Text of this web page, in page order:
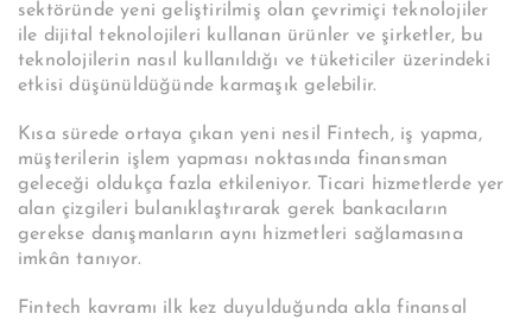
sektöründe yeni geliştirilmiş olan çevrimiçi teknolojiler
ile dijital teknolojileri kullanan ürünler ve şirketler, bu
teknolojilerin nasıl kullanıldığı ve tüketiciler üzerindeki
etkisi düşünüldüğünde karmaşık gelebilir.
Kısa sürede ortaya çıkan yeni nesil Fintech, iş yapma,
müşterilerin işlem yapması noktasında finansman
geleceği oldukça fazla etkileniyor. Ticari hizmetlerde yer
alan çizgileri bulanıklaştırarak gerek bankacıların
gerekse danışmanların aynı hizmetleri sağlamasına
imkân tanıyor.
Fintech kavramı ilk kez duyulduğunda akla finansal